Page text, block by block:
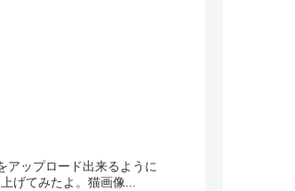
アップロード出来るように
げてみたよ。猫画像...